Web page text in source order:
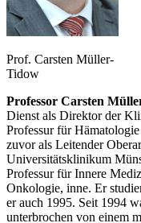
Prof. Carsten Müller-
Tidow
Professor Carsten
Dienst als Direktor der
Professur für
zuvor als Leitender
Universitätsklinikum
Professur für Innere
Onkologie, inne. Er
er auch 1995. Seit 1994
unterbrochen von einem